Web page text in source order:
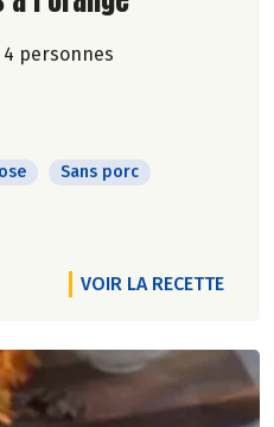
4 personnes
Sans porc
VOIR LA RECETTE